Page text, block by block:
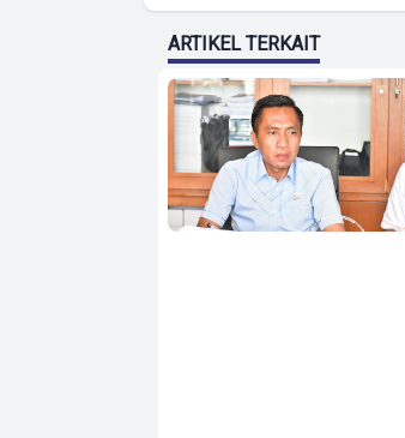
ARTIKEL TERKAIT